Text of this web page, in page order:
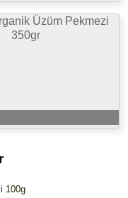
Üzüm Pekmezi
350gr
100g